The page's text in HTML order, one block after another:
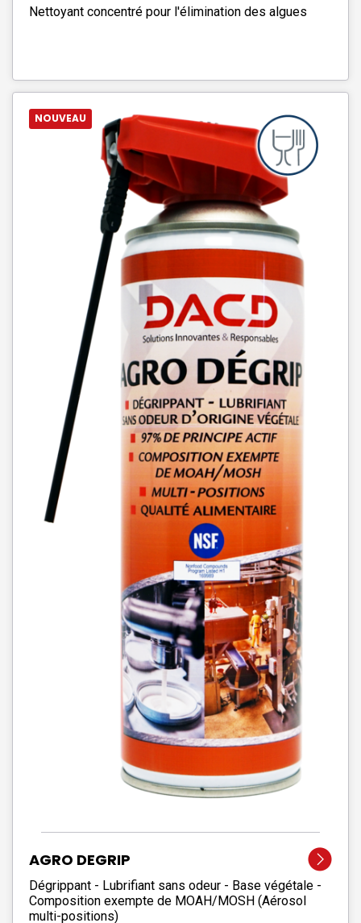
Nettoyant concentré pour l'élimination des algues
NOUVEAU
AGRO DEGRIP
Dégrippant - Lubrifiant sans odeur - Base végétale -
Composition exempte de MOAH/MOSH (Aérosol
multi-positions)